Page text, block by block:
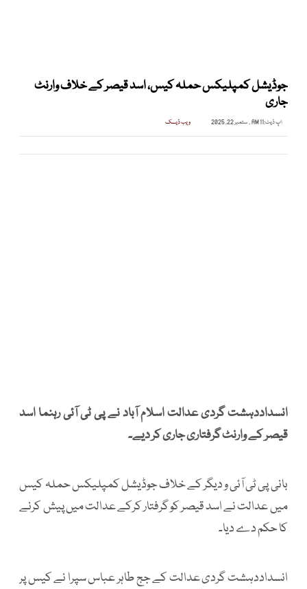
جوڈیشل کمپلیکس حملہ کیس، اسد قیصر کے خلاف وارنٹ
جاری
اپ ڈیٹ:11 AM , ستمبر 22, 2025 ویب ڈیسک
انسداددہشت گردی عدالت اسلام آباد نے پی ٹی آئی رہنما اسد
قیصر کے وارنٹ گرفتاری جاری کر دیے۔
بانی پی ٹی آئی و دیگر کے خلاف جوڈیشل کمپلیکس حملہ کیس
میں عدالت نے اسد قیصر کو گرفتار کرکے عدالت میں پیش کرنے
کا حکم دے دیا۔
انسداددہشت گردی عدالت کے جج طاہر عباس سپرا نے کیس پر